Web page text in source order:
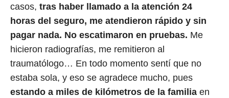
casos, tras haber llamado a la atención 24
horas del seguro, me atendieron rápido y sin
pagar nada. No escatimaron en pruebas. Me
hicieron radiografías, me remitieron al
traumatólogo… En todo momento sentí que no
estaba sola, y eso se agradece mucho, pues
estando a miles de kilómetros de la familia en